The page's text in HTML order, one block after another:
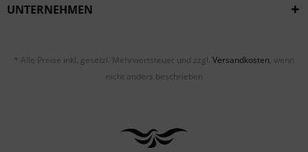
UNTERNEHMEN
* Alle Preise inkl. gesetzl. Mehrwertsteuer und zzgl. Versandkosten, wenn
nicht anders beschrieben